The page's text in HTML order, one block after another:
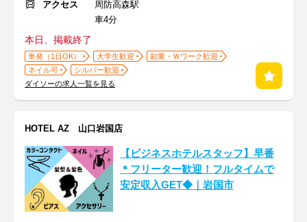
アクセス
周防高森駅
車4分
本日、掲載終了
単発（1日OK） 大学生歓迎
副業・Ｗワーク歓迎
ネイル可
シルバー歓迎
ダイソーの求人一覧を見る
HOTEL AZ 山口岩国店
【ビジネスホテルスタッフ】早番
＊フリーター歓迎！フルタイムで
安定収入GET◆｜岩国市